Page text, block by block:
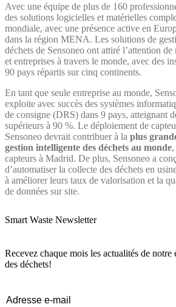
Avec une équipe de plus de 160
des solutions logicielles et matérielles
mondiale, avec une présence active en
dans la région MENA. Les solutions de
déchets de Sensoneo ont attiré l’attention
et entreprises à travers le monde, avec des
90 pays répartis sur cinq continents.
En tant que seule entreprise au monde,
exploite avec succès des systèmes
de consigne (DRS) dans 9 pays, atteignant
supérieurs à 90 %. Le déploiement de
Sensoneo devrait contribuer à la plus
gestion intelligente des déchets au monde
capteurs à Madrid. De plus, Sensoneo a
d’automatiser la collecte des déchets en
à améliorer leurs taux de valorisation et la
de données sur site.
Smart Waste Newsletter
Recevez chaque mois les actualités de notre
des déchets!
Email(Nécessaire)